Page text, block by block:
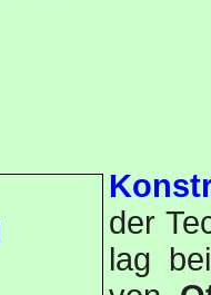
der
lag